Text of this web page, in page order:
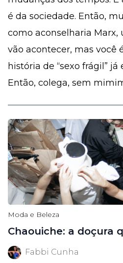
é da sociedade. Então,
como aconselharia Marx,
vão acontecer, mas você
história de “sexo frágil” já
Então, colega, sem
Moda e Beleza
Chaouiche: a doçura
Fabbi Cunha